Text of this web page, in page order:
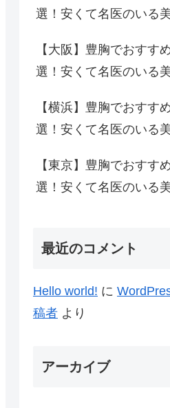
選！安くて名医のいる
【大阪】豊胸でおすす
選！安くて名医のいる
【横浜】豊胸でおすす
選！安くて名医のいる
【東京】豊胸でおすす
選！安くて名医のいる
最近のコメント
Hello world! に
稿者 より
アーカイブ